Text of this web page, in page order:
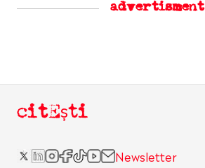
advertisment
citEști
Newsletter